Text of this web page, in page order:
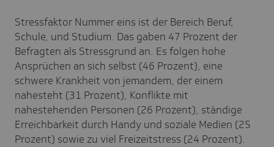
Stressfaktor Nummer eins ist der Bereich Beruf,
Schule, und Studium. Das gaben 47 Prozent der
Befragten als Stressgrund an. Es folgen hohe
Ansprüchen an sich selbst (46 Prozent), eine
schwere Krankheit von jemandem, der einem
nahesteht (31 Prozent), Konflikte mit
nahestehenden Personen (26 Prozent), ständige
Erreichbarkeit durch Handy und soziale Medien (25
Prozent) sowie zu viel Freizeitstress (24 Prozent).